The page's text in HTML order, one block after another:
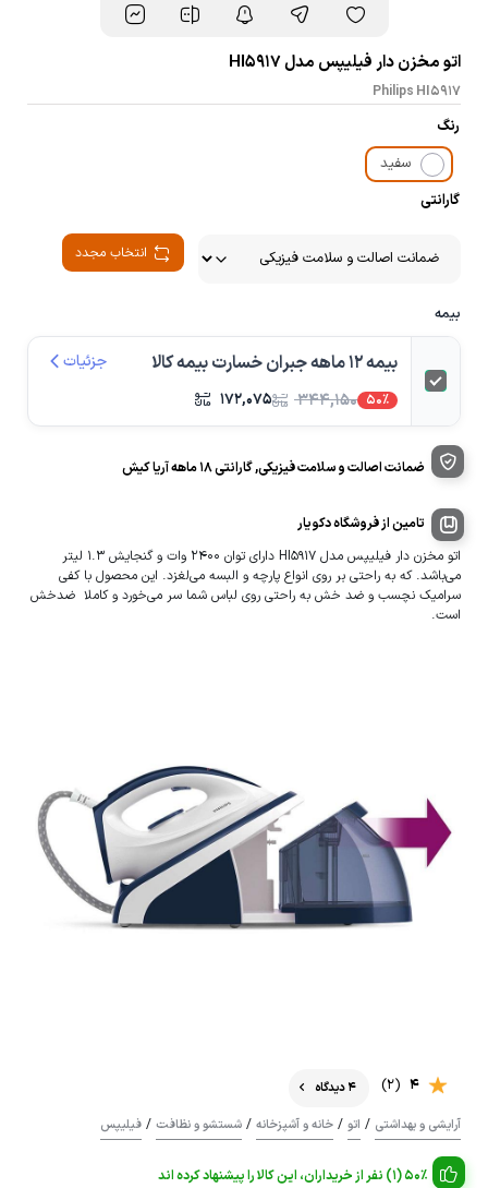
اتو مخزن دار فیلیپس مدل HI5917
Philips HI5917
رنگ
سفید
گارانتی
انتخاب مجدد
بیمه
بیمه 12 ماهه جبران خسارت بیمه کالا
50% ۳۴۴,۱۵۰ ۱۷۲,۰۷۵
جزئیات
ضمانت اصالت و سلامت فیزیکی, گارانتی ۱۸ ماهه آریا کیش
تامین از فروشگاه دکویار
اتو مخزن دار فیلیپس مدل HI5917 دارای توان 2400 وات و گنجایش 1.3 لیتر
می‌باشد. که به راحتی بر روی انواع پارچه و البسه می‌لغزد. این محصول با کفی
سرامیک نچسب و ضد خش به راحتی روی لباس شما سر می‌خورد و کاملا ضدخش
است.
4
(2)
4 دیدگاه
آرایشی و بهداشتی / اتو / خانه و آشپزخانه / شستشو و نظافت / فیلیپس
50% (1) نفر از خریداران، این کالا را پیشنهاد کرده اند